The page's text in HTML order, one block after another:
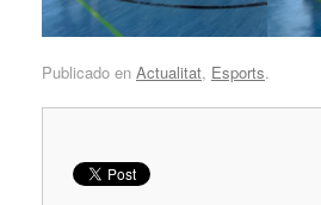
Publicado en Actualitat, Esports.